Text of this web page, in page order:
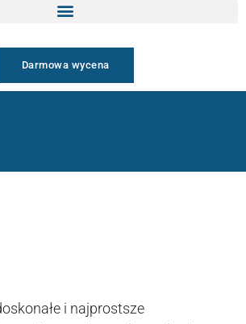
Darmowa wycena
i najprostsze